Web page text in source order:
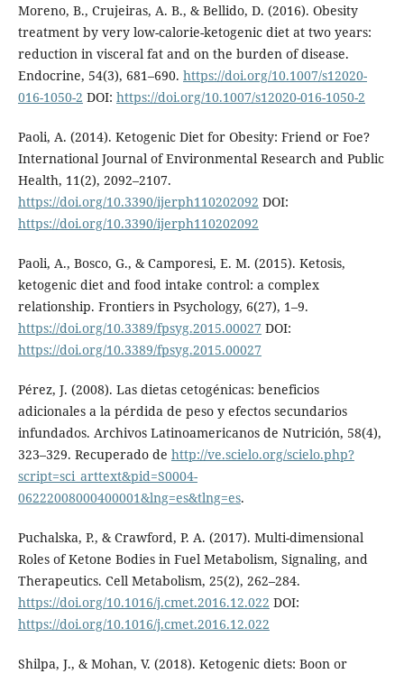
Moreno, B., Crujeiras, A. B., & Bellido, D. (2016). Obesity
treatment by very low-calorie-ketogenic diet at two years:
reduction in visceral fat and on the burden of disease.
Endocrine, 54(3), 681–690. https://doi.org/10.1007/s12020-
016-1050-2 DOI: https://doi.org/10.1007/s12020-016-1050-2
Paoli, A. (2014). Ketogenic Diet for Obesity: Friend or Foe?
International Journal of Environmental Research and Public
Health, 11(2), 2092–2107.
https://doi.org/10.3390/ijerph110202092 DOI:
https://doi.org/10.3390/ijerph110202092
Paoli, A., Bosco, G., & Camporesi, E. M. (2015). Ketosis,
ketogenic diet and food intake control: a complex
relationship. Frontiers in Psychology, 6(27), 1–9.
https://doi.org/10.3389/fpsyg.2015.00027 DOI:
https://doi.org/10.3389/fpsyg.2015.00027
Pérez, J. (2008). Las dietas cetogénicas: beneficios
adicionales a la pérdida de peso y efectos secundarios
infundados. Archivos Latinoamericanos de Nutrición, 58(4),
323–329. Recuperado de http://ve.scielo.org/scielo.php?
script=sci_arttext&pid=S0004-
06222008000400001&lng=es&tlng=es.
Puchalska, P., & Crawford, P. A. (2017). Multi-dimensional
Roles of Ketone Bodies in Fuel Metabolism, Signaling, and
Therapeutics. Cell Metabolism, 25(2), 262–284.
https://doi.org/10.1016/j.cmet.2016.12.022 DOI:
https://doi.org/10.1016/j.cmet.2016.12.022
Shilpa, J., & Mohan, V. (2018). Ketogenic diets: Boon or